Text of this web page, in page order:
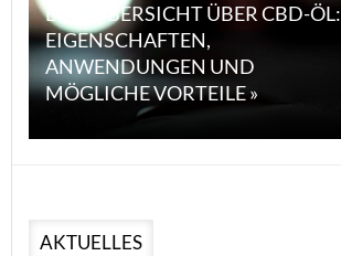
EINE ÜBERSICHT ÜBER CBD-ÖL:
EIGENSCHAFTEN,
ANWENDUNGEN UND
MÖGLICHE VORTEILE »
AKTUELLES